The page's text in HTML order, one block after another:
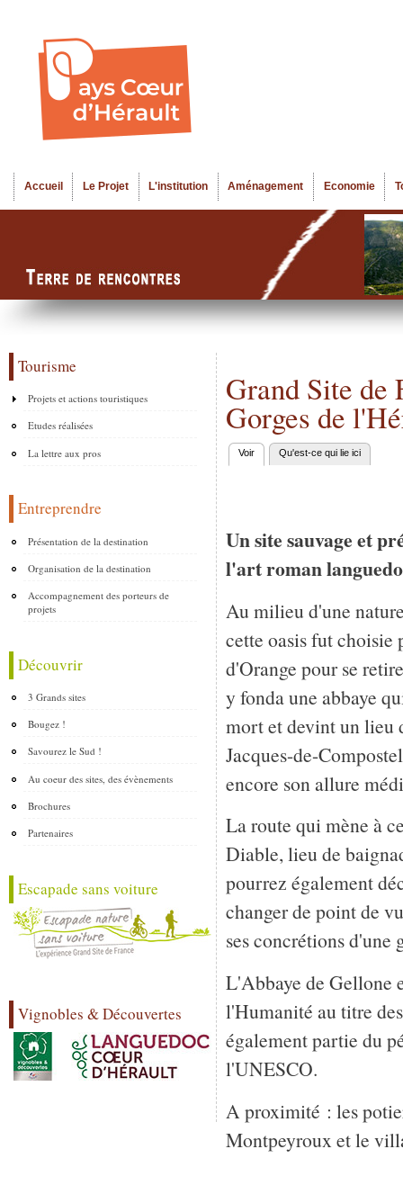
Menu principal
Accueil Le Projet L'institution Aménagement Economie
Tourisme
Projets et actions touristiques
Etudes réalisées
La lettre aux pros
Entreprendre
Présentation de la destination
Organisation de la destination
Accompagnement des porteurs de
projets
Découvrir
3 Grands sites
Bougez !
Savourez le Sud !
Au coeur des sites, des évènements
Brochures
Partenaires
Escapade sans voiture
Vignobles & Découvertes
Grand Site de
Gorges de
Onglets principaux
Voir (onglet actif)
Qu'est-ce qui lie ici
Un site sauvage et
l'art roman
Au milieu d'une
cette oasis fut choisie
d'Orange pour se
y fonda une abbaye
mort et devint un lieu
Jacques-de-
encore son allure
La route qui mène à
Diable, lieu de
pourrez également
changer de point de
ses concrétions d'une
L'Abbaye de Gellone
l'Humanité au titre
également partie du
l'UNESCO.
A proximité : les
Montpeyroux et le